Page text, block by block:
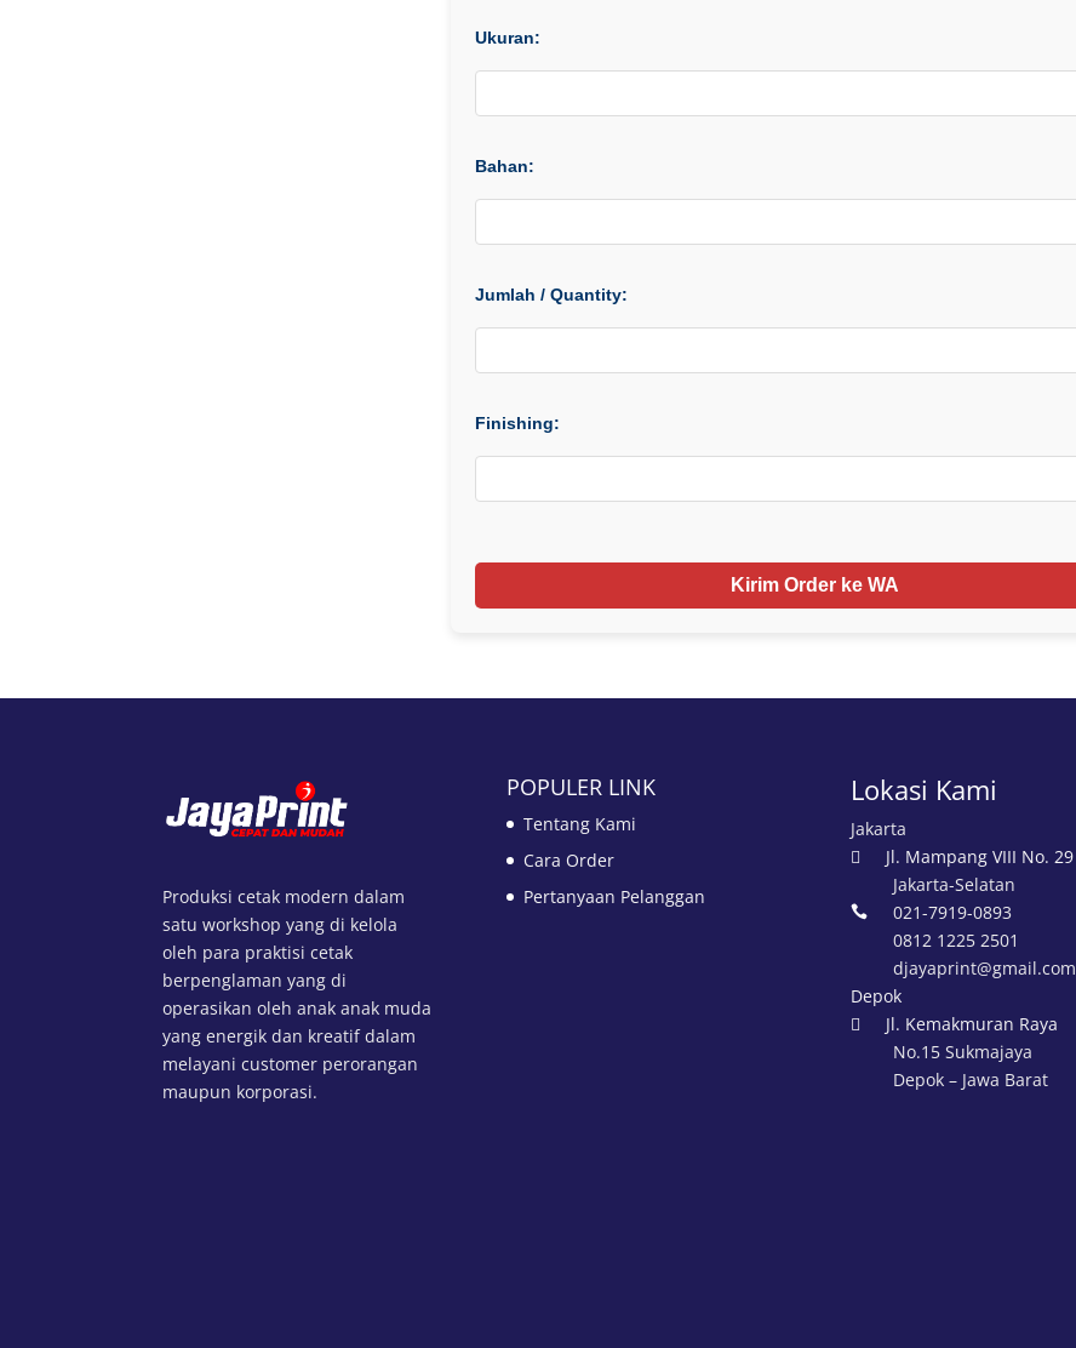
Ukuran:
Bahan:
Jumlah / Quantity:
Finishing:
Kirim Order ke WA
Produksi cetak modern dalam
satu workshop yang di kelola
oleh para praktisi cetak
berpenglaman yang di
operasikan oleh anak anak muda
yang energik dan kreatif dalam
melayani customer perorangan
maupun korporasi.
POPULER LINK
Tentang Kami
Cara Order
Pertanyaan Pelanggan
Lokasi Kami
Jakarta

Jl. Mampang VIII No. 29
Jakarta-Selatan

021-7919-0893
0812 1225 2501
djayaprint@gmail.com
Depok

Jl. Kemakmuran Raya
No.15 Sukmajaya
Depok – Jawa Barat